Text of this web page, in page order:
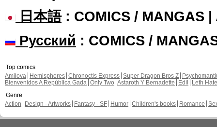
日本語: COMICS / MANGAS |
Русский : COMICS /
Top comics
Amilova
Hemispheres Chronoctis Express Super Dragon Bros Z
Bienvenidos A República Gada Only Two Astaroth Y Bernadette Edil
Leth Hate
Genre
Action
Design - Artworks Fantasy - SF Humor Children's books Romance